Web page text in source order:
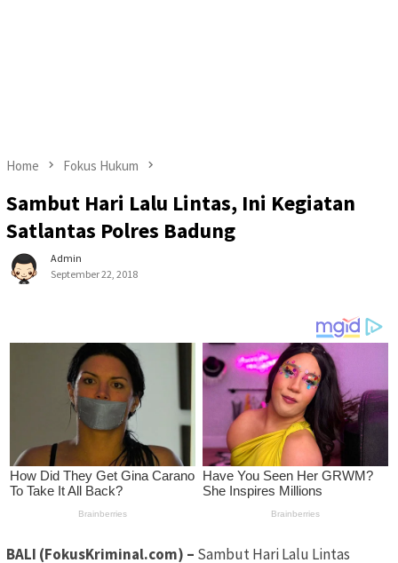
Home Fokus Hukum
Sambut Hari Lalu Lintas, Ini Kegiatan
Satlantas Polres Badung
Admin
September 22, 2018
BALI (FokusKriminal.com) – Sambut Hari Lalu Lintas